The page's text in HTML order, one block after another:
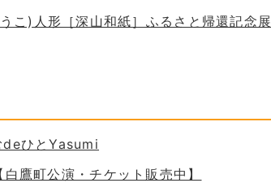
)人形［深山和紙］ふるさと帰還記念
ひとYasumi
鷹町公演・チケット販売中】